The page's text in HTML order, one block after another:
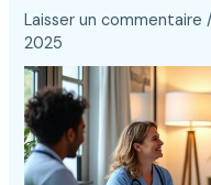
Laisser un commentaire
2025